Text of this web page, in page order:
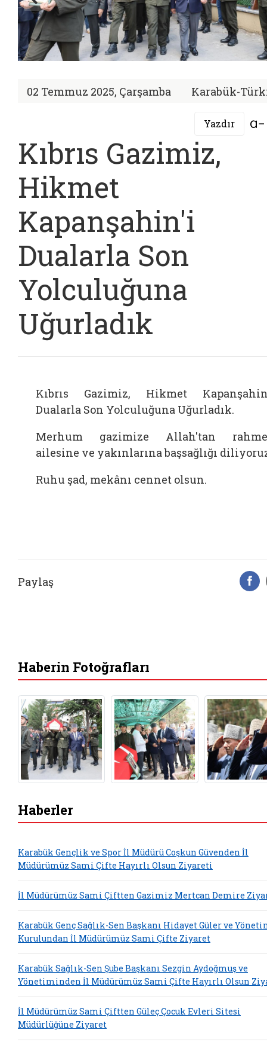
02 Temmuz 2025, Çarşamba Karabük-
Yazdır
Kıbrıs Gazimiz,
Hikmet
Kapanşahin'i
Dualarla Son
Yolculuğuna
Uğurladık
Kıbrıs Gazimiz, Hikmet
Dualarla Son Yolculuğuna Uğurladık.
Merhum gazimize Allah'tan
ailesine ve yakınlarına başsağlığı
Ruhu şad, mekânı cennet olsun.
Paylaş
Haberin Fotoğrafları
Haberler
Karabük Gençlik ve Spor İl Müdürü Coşkun Güvenden İl
Müdürümüz Sami Çifte Hayırlı Olsun Ziyareti
İl Müdürümüz Sami Çiftten Gazimiz Mertcan Demire
Karabük Genç Sağlık-Sen Başkanı Hidayet Güler ve
Kurulundan İl Müdürümüz Sami Çifte Ziyaret
Karabük Sağlık-Sen Şube Başkanı Sezgin Aydoğmuş ve
Yönetiminden İl Müdürümüz Sami Çifte Hayırlı Olsun
İl Müdürümüz Sami Çiftten Güleç Çocuk Evleri Sitesi
Müdürlüğüne Ziyaret